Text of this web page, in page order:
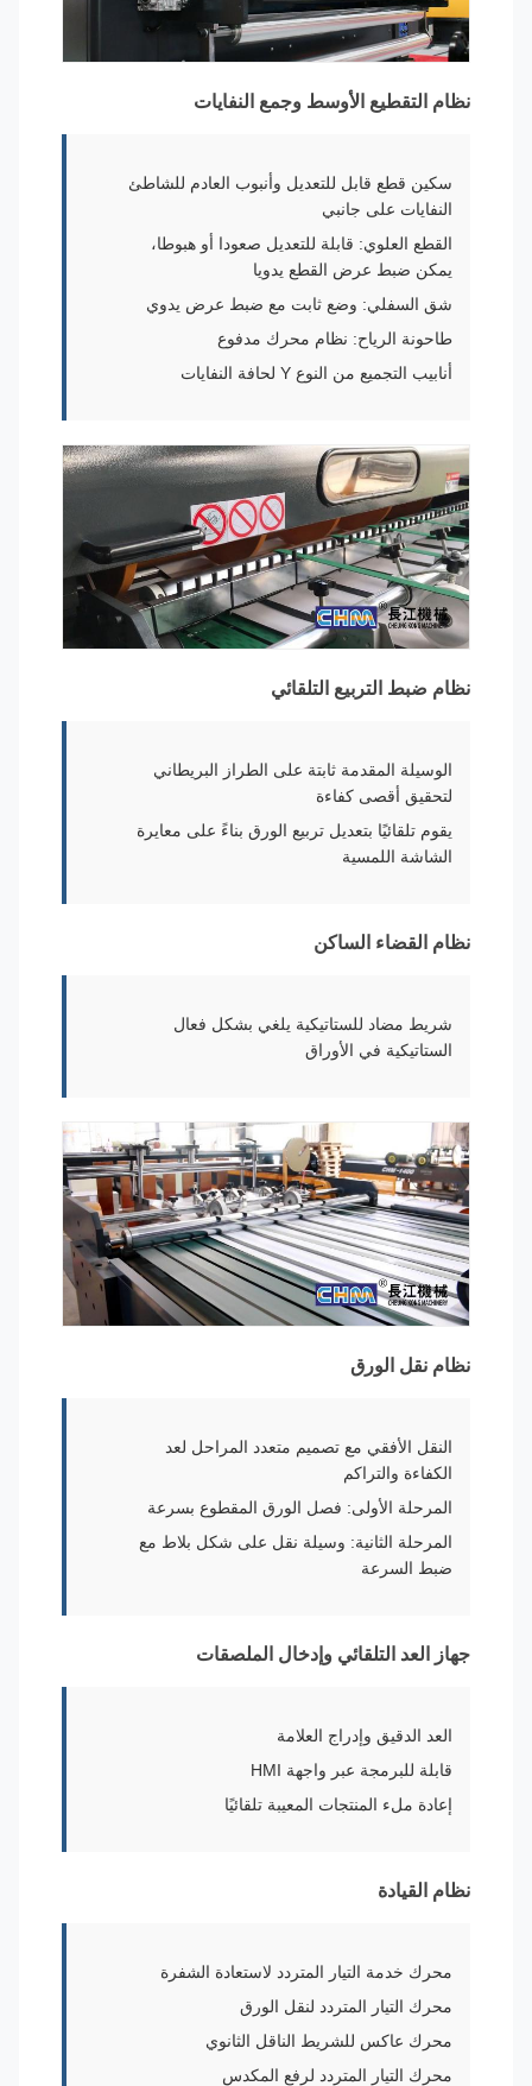
نظام التقطيع الأوسط وجمع النفايات
سكين قطع قابل للتعديل وأنبوب العادم للشاطئ
النفايات على جانبي
القطع العلوي: قابلة للتعديل صعودا أو هبوطا،
يمكن ضبط عرض القطع يدويا
شق السفلي: وضع ثابت مع ضبط عرض يدوي
طاحونة الرياح: نظام محرك مدفوع
أنابيب التجميع من النوع Y لحافة النفايات
نظام ضبط التربيع التلقائي
الوسيلة المقدمة ثابتة على الطراز البريطاني
لتحقيق أقصى كفاءة
يقوم تلقائيًا بتعديل تربيع الورق بناءً على معايرة
الشاشة اللمسية
نظام القضاء الساكن
شريط مضاد للستاتيكية يلغي بشكل فعال
الستاتيكية في الأوراق
نظام نقل الورق
النقل الأفقي مع تصميم متعدد المراحل لعد
الكفاءة والتراكم
المرحلة الأولى: فصل الورق المقطوع بسرعة
المرحلة الثانية: وسيلة نقل على شكل بلاط مع
ضبط السرعة
جهاز العد التلقائي وإدخال الملصقات
العد الدقيق وإدراج العلامة
قابلة للبرمجة عبر واجهة HMI
إعادة ملء المنتجات المعيبة تلقائيًا
نظام القيادة
محرك خدمة التيار المتردد لاستعادة الشفرة
محرك التيار المتردد لنقل الورق
محرك عاكس للشريط الناقل الثانوي
محرك التيار المتردد لرفع المكدس